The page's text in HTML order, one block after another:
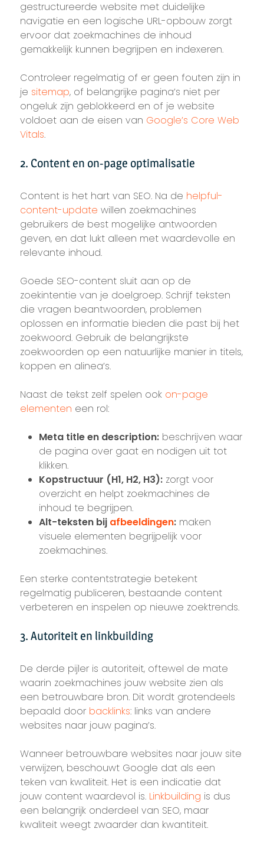
gestructureerde website met duidelijke
navigatie en een logische URL-opbouw zorgt
ervoor dat zoekmachines de inhoud
gemakkelijk kunnen begrijpen en indexeren.
Controleer regelmatig of er geen fouten zijn in
je sitemap, of belangrijke pagina’s niet per
ongeluk zijn geblokkeerd en of je website
voldoet aan de eisen van Google’s Core Web
Vitals.
2. Content en on-page optimalisatie
Content is het hart van SEO. Na de helpful-
content-update willen zoekmachines
gebruikers de best mogelijke antwoorden
geven, en dat lukt alleen met waardevolle en
relevante inhoud.
Goede SEO-content sluit aan op de
zoekintentie van je doelgroep. Schrijf teksten
die vragen beantwoorden, problemen
oplossen en informatie bieden die past bij het
zoekwoord. Gebruik de belangrijkste
zoekwoorden op een natuurlijke manier in titels,
koppen en alinea’s.
Naast de tekst zelf spelen ook on-page
elementen een rol:
Meta title en description: beschrijven waar
de pagina over gaat en nodigen uit tot
klikken.
Kopstructuur (H1, H2, H3): zorgt voor
overzicht en helpt zoekmachines de
inhoud te begrijpen.
Alt-teksten bij afbeeldingen: maken
visuele elementen begrijpelijk voor
zoekmachines.
Een sterke contentstrategie betekent
regelmatig publiceren, bestaande content
verbeteren en inspelen op nieuwe zoektrends.
3. Autoriteit en linkbuilding
De derde pijler is autoriteit, oftewel de mate
waarin zoekmachines jouw website zien als
een betrouwbare bron. Dit wordt grotendeels
bepaald door backlinks: links van andere
websites naar jouw pagina’s.
Wanneer betrouwbare websites naar jouw site
verwijzen, beschouwt Google dat als een
teken van kwaliteit. Het is een indicatie dat
jouw content waardevol is. Linkbuilding is dus
een belangrijk onderdeel van SEO, maar
kwaliteit weegt zwaarder dan kwantiteit.